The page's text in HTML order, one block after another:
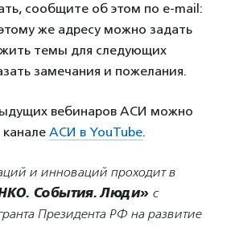
сообщите об этом по e-mail:
же адресу можно задать
темы для следующих
замечания и пожелания.
вебинаров АСИ можно
АСИ в YouTube.
и инноваций проходит в
События. Люди» с
Президента РФ на развитие